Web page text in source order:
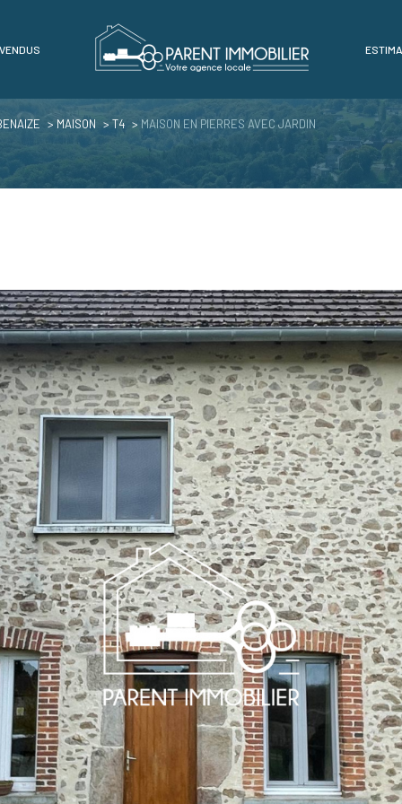
Voir les1annonces
MAISON T4 MAISON EN PIERRES AVEC JARDIN